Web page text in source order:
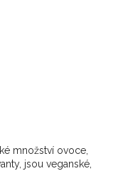
množství ovoce,
jsou veganské,